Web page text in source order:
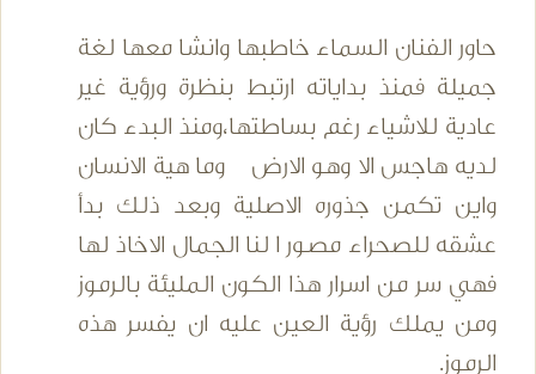
حاور الفنان السماء خاطبها وانشا معها لغة
جميلة فمنذ بداياته ارتبط بنظرة ورؤية غير
عادية للاشياء رغم بساطتها،ومنذ البدء كان
لديه هاجس الا وهو الارض وما هية الانسان
واين تكمن جذوره الاصلية وبعد ذلك بدأ
عشقه للصحراء مصور ا لنا الجمال الاخاذ لها
فهي سر من اسرار هذا الكون المليئة بالرموز
ومن يملك رؤية العين عليه ان يفسر هذه
الرموز.